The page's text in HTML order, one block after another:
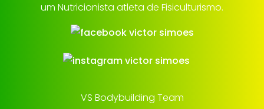
um Nutricionista atleta de Fisiculturismo.
VS Bodybuilding Team